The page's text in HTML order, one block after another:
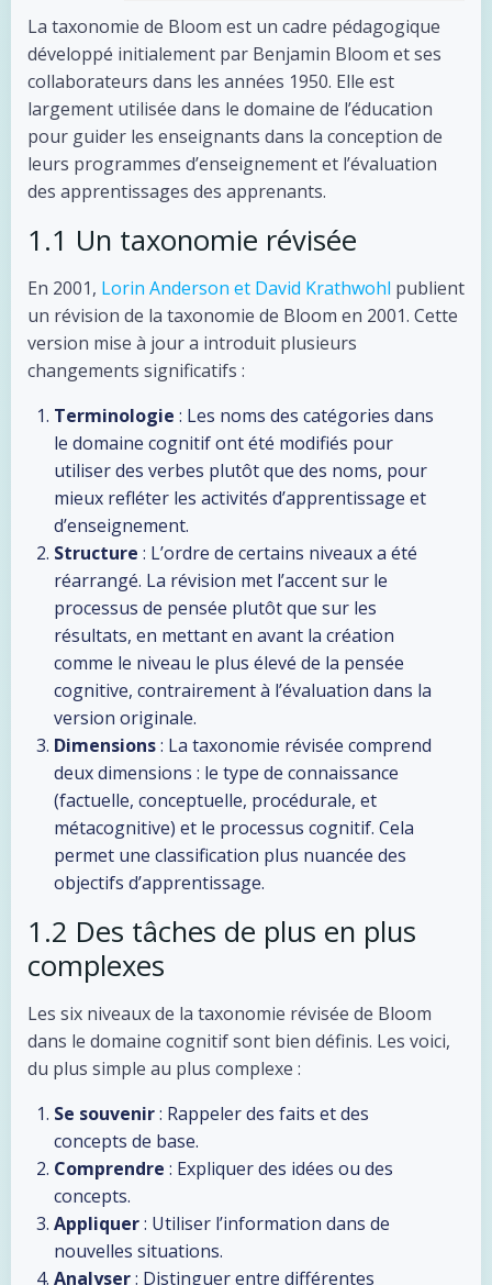
La taxonomie de Bloom est un cadre pédagogique
développé initialement par Benjamin Bloom et ses
collaborateurs dans les années 1950. Elle est
largement utilisée dans le domaine de l’éducation
pour guider les enseignants dans la conception de
leurs programmes d’enseignement et l’évaluation
des apprentissages des apprenants.
1.1 Un taxonomie révisée
En 2001, Lorin Anderson et David Krathwohl publient
un révision de la taxonomie de Bloom en 2001. Cette
version mise à jour a introduit plusieurs
changements significatifs :
Terminologie : Les noms des catégories dans
le domaine cognitif ont été modifiés pour
utiliser des verbes plutôt que des noms, pour
mieux refléter les activités d’apprentissage et
d’enseignement.
Structure : L’ordre de certains niveaux a été
réarrangé. La révision met l’accent sur le
processus de pensée plutôt que sur les
résultats, en mettant en avant la création
comme le niveau le plus élevé de la pensée
cognitive, contrairement à l’évaluation dans la
version originale.
Dimensions: La taxonomie révisée comprend
deux dimensions : le type de connaissance
(factuelle, conceptuelle, procédurale, et
métacognitive) et le processus cognitif. Cela
permet une classification plus nuancée des
objectifs d’apprentissage.
1.2 Des tâches de plus en plus
complexes
Les six niveaux de la taxonomie révisée de Bloom
dans le domaine cognitif sont bien définis. Les voici,
du plus simple au plus complexe :
Se souvenir: Rappeler des faits et des
concepts de base.
Comprendre : Expliquer des idées ou des
concepts.
Appliquer: Utiliser l’information dans de
nouvelles situations.
Analyser: Distinguer entre différentes